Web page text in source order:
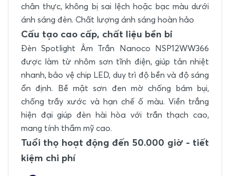
chân thực, không bị sai lệch hoặc bạc màu dưới
ánh sáng đèn. Chất lượng ánh sáng hoàn hảo
Cấu tạo cao cấp, chất liệu bền bỉ
Đèn Spotlight Âm Trần Nanoco NSP12WW366
được làm từ nhôm sơn tĩnh điện, giúp tản nhiệt
nhanh, bảo vệ chip LED, duy trì độ bền và độ sáng
ổn định. Bề mặt sơn đen mờ chống bám bụi,
chống trầy xước và hạn chế ố màu. Viền trắng
hiện đại giúp đèn hài hòa với trần thạch cao,
mang tính thẩm mỹ cao.
Tuổi thọ hoạt động đến 50.000 giờ - tiết
kiệm chi phí